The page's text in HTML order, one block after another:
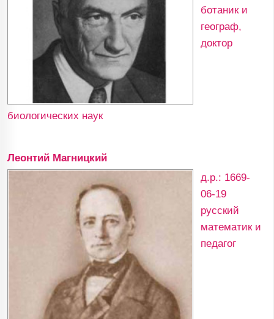
ботаник и
географ,
доктор
биологических наук
Леонтий Магницкий
д.р.: 1669-
06-19
русский
математик и
педагог